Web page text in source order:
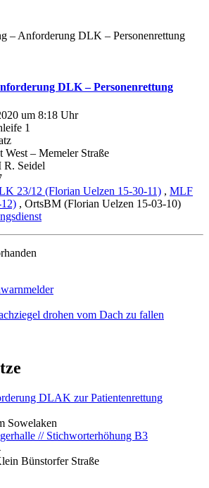
– Anforderung DLK – Personenrettung
DLK – Personenrettung
um 8:18 Uhr
1
West – Memeler Straße
Seidel
23/12 (Florian Uelzen 15-30-11) , MLF
, OrtsBM (Florian Uelzen 15-03-10)
drohen vom Dach zu fallen
DLAK zur Patientenrettung
Sowelaken
// Stichworterhöhung B3
Bünstorfer Straße